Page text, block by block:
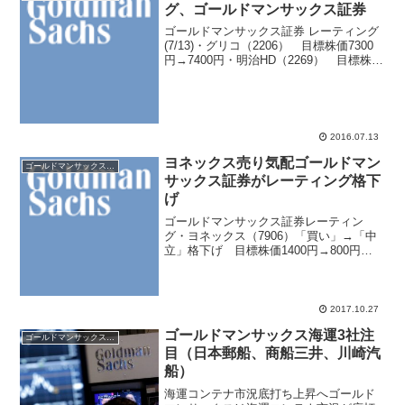
グ、ゴールドマンサックス証券
ゴールドマンサックス証券 レーティング
(7/13)・グリコ（2206） 目標株価7300
円→7400円・明治HD（2269） 目標株価
2016.07.13
ヨネックス売り気配ゴールドマン
サックス証券がレーティング格下
げ
ゴールドマンサックス証券レーティン
グ・ヨネックス（7906）「買い」→「中
立」格下げ 目標株価1400円→800円・
2017.10.27
ゴールドマンサックス証券
ゴールドマンサックス海運3社注
目（日本郵船、商船三井、川崎汽
船）
海運コンテナ市況底打ち上昇へゴールド